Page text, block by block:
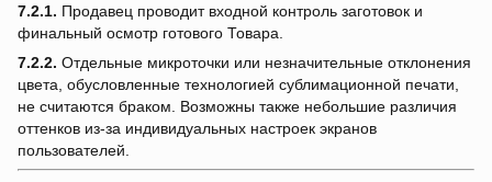
7.2.1. Продавец проводит входной контроль заготовок и
финальный осмотр готового Товара.
7.2.2. Отдельные микроточки или незначительные отклонения
цвета, обусловленные технологией сублимационной печати,
не считаются браком. Возможны также небольшие различия
оттенков из-за индивидуальных настроек экранов
пользователей.